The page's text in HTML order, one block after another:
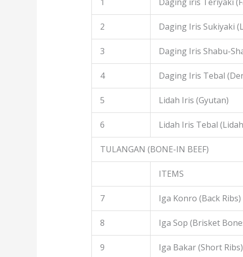
2 Daging Iris Sukiyaki
3 Daging Iris Shabu-
4 Daging Iris Tebal
5 Lidah Iris (Gyutan)
6 Lidah Iris Tebal
TULANGAN (BONE-IN BEEF)
ITEMS
7 Iga Konro (Back Ribs)
8 Iga Sop (Brisket
9 Iga Bakar (Short Ribs)